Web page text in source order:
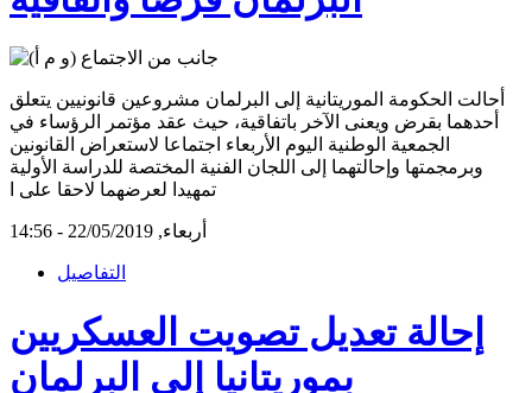
أحالت الحكومة الموريتانية إلى البرلمان مشروعين قانونيين يتعلق
أحدهما بقرض ويعنى الآخر باتفاقية، حيث عقد مؤتمر الرؤساء في
الجمعية الوطنية اليوم الأربعاء اجتماعا لاستعراض القانونين
وبرمجمتها وإحالتهما إلى اللجان الفنية المختصة للدراسة الأولية
تمهيدا لعرضهما لاحقا على ا
أربعاء, 22/05/2019 - 14:56
التفاصيل
إحالة تعديل تصويت العسكريين
بموريتانيا إلى البرلمان